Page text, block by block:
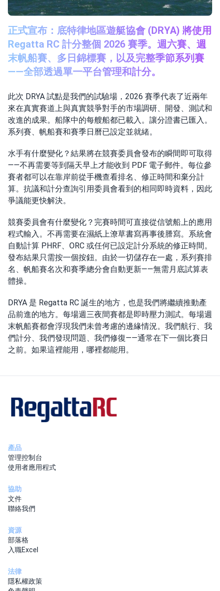
正式宣布：底特律地區遊艇協會 (DRYA) 將使用
Regatta RC 計分整個 2026 賽季。週六賽、週
末帆船賽、多日錦標賽，以及完整季節系列賽
——全部透過單一平台管理和計分。
此次 DRYA 試點是我們的試驗場，2026 賽季代表了近兩年
來在真實賽道上與真實競爭對手的市場調研、開發、測試和
改進的成果。船隊中的每艘船都已載入。讓分證書已匯入。
系列賽、帆船賽和賽季日曆已設定並就緒。
水手有什麼變化？結果將在競賽委員會發布的瞬間即可取得
——不再需要等到隔天早上才能收到 PDF 電子郵件。每位參
賽者都可以在靠岸前從手機查看排名、修正時間和棄分計
算。抗議和計分查詢引用委員會看到的相同即時資料，因此
爭議能更快解決。
競賽委員會有什麼變化？完賽時間可直接從信號船上的應用
程式輸入。不再需要在濕紙上潦草書寫再事後謄寫。系統會
自動計算 PHRF、ORC 或任何已設定計分系統的修正時間。
發布結果只需按一個按鈕。由於一切儲存在一處，系列賽排
名、帆船賽名次和賽季總分會自動更新——無需月底試算表
體操。
DRYA 是 Regatta RC 誕生的地方，也是我們將繼續推動產
品前進的地方。每場週三夜間賽都是即時壓力測試。每場週
末帆船賽都會浮現我們未曾考慮的邊緣情況。我們航行、我
們計分、我們發現問題、我們修復——通常在下一個比賽日
之前。如果這裡能用，哪裡都能用。
產品
管理控制台
使用者應用程式
協助
文件
聯絡我們
資源
部落格
入職Excel
法律
隱私權政策